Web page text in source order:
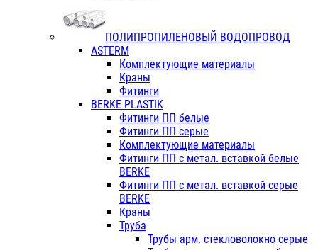
ПОЛИПРОПИЛЕНОВЫЙ ВОДОПРОВОД
ASTERM
Комплектующие материалы
Краны
Фитинги
BERKE PLASTIK
Фитинги ПП белые
Фитинги ПП серые
Комплектующие материалы
Фитинги ПП с метал. вставкой белые
BERKE
Фитинги ПП с метал. вставкой серые
BERKE
Краны
Труба
Трубы арм. стекловолокно серые